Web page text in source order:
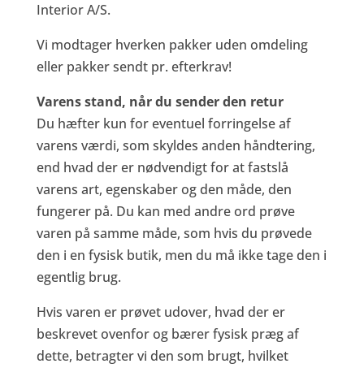
Interior A/S.
Vi modtager hverken pakker uden omdeling
eller pakker sendt pr. efterkrav!
Varens stand, når du sender den retur
Du hæfter kun for eventuel forringelse af
varens værdi, som skyldes anden håndtering,
end hvad der er nødvendigt for at fastslå
varens art, egenskaber og den måde, den
fungerer på. Du kan med andre ord prøve
varen på samme måde, som hvis du prøvede
den i en fysisk butik, men du må ikke tage den i
egentlig brug.
Hvis varen er prøvet udover, hvad der er
beskrevet ovenfor og bærer fysisk præg af
dette, betragter vi den som brugt, hvilket